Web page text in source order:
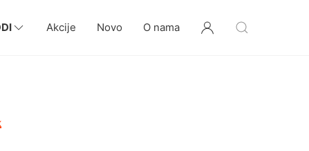
Akcije Novo O nama